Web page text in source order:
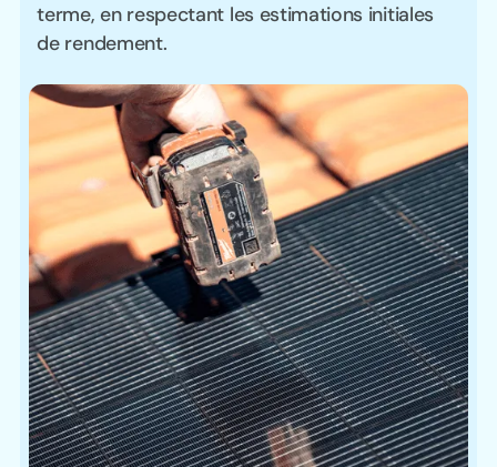
terme, en respectant les estimations initiales
de rendement.